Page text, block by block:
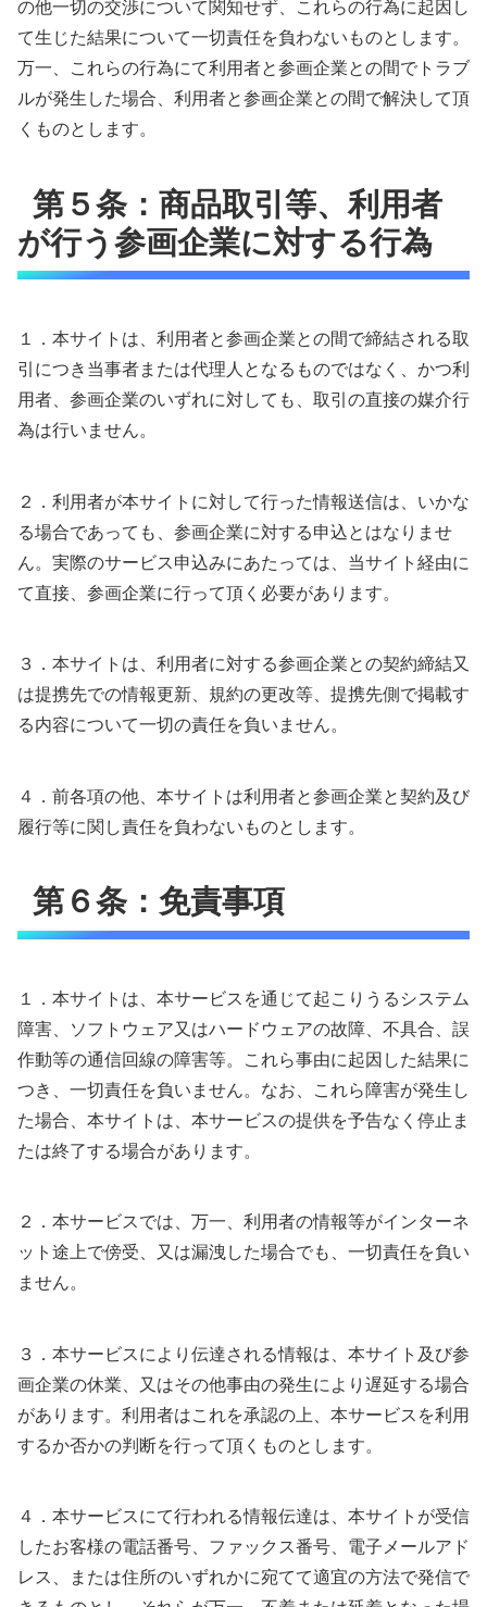
の他一切の交渉について関知せず、これらの行為に起因し
て生じた結果について一切責任を負わないものとします。
万一、これらの行為にて利用者と参画企業との間でトラブ
ルが発生した場合、利用者と参画企業との間で解決して頂
くものとします。
第５条：商品取引等、利用者
が行う参画企業に対する行為
１．本サイトは、利用者と参画企業との間で締結される取
引につき当事者または代理人となるものではなく、かつ利
用者、参画企業のいずれに対しても、取引の直接の媒介行
為は行いません。
２．利用者が本サイトに対して行った情報送信は、いかな
る場合であっても、参画企業に対する申込とはなりませ
ん。実際のサービス申込みにあたっては、当サイト経由に
て直接、参画企業に行って頂く必要があります。
３．本サイトは、利用者に対する参画企業との契約締結又
は提携先での情報更新、規約の更改等、提携先側で掲載す
る内容について一切の責任を負いません。
４．前各項の他、本サイトは利用者と参画企業と契約及び
履行等に関し責任を負わないものとします。
第６条：免責事項
１．本サイトは、本サービスを通じて起こりうるシステム
障害、ソフトウェア又はハードウェアの故障、不具合、誤
作動等の通信回線の障害等。これら事由に起因した結果に
つき、一切責任を負いません。なお、これら障害が発生し
た場合、本サイトは、本サービスの提供を予告なく停止ま
たは終了する場合があります。
２．本サービスでは、万一、利用者の情報等がインターネ
ット途上で傍受、又は漏洩した場合でも、一切責任を負い
ません。
３．本サービスにより伝達される情報は、本サイト及び参
画企業の休業、又はその他事由の発生により遅延する場合
があります。利用者はこれを承認の上、本サービスを利用
するか否かの判断を行って頂くものとします。
４．本サービスにて行われる情報伝達は、本サイトが受信
したお客様の電話番号、ファックス番号、電子メールアド
レス、または住所のいずれかに宛てて適宜の方法で発信で